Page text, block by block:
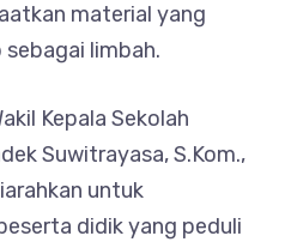
material yang
limbah.
Kepala Sekolah
Suwitrayasa, S.Kom.,
untuk
didik yang peduli